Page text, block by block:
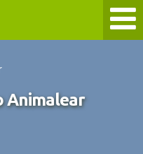
Animalear